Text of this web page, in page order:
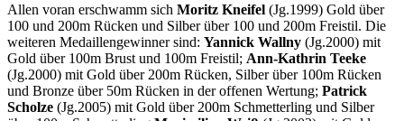
Allen voran erschwamm sich Moritz Kneifel (Jg.1999) Gold über
100 und 200m Rücken und Silber über 100 und 200m Freistil. Die
weiteren Medaillengewinner sind: Yannick Wallny (Jg.2000) mit
Gold über 100m Brust und 100m Freistil; Ann-Kathrin Teeke
(Jg.2000) mit Gold über 200m Rücken, Silber über 100m Rücken
und Bronze über 50m Rücken in der offenen Wertung; Patrick
Scholze (Jg.2005) mit Gold über 200m Schmetterling und Silber